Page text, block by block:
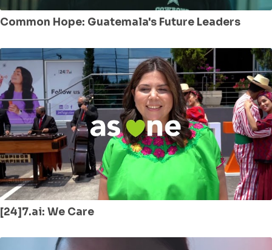
Common Hope: Guatemala's Future Leaders
[24]7.ai: We Care